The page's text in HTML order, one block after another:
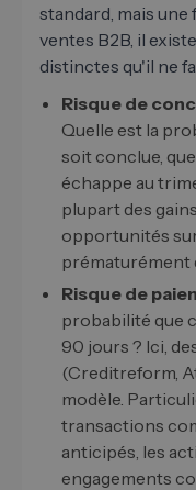
standard, mais une
ventes B2B, il
distinctes qu'il ne
Risque de
Quelle est la
soit conclue,
échappe au
plupart des
opportunités
prématurément
Risque de
probabilité que
90 jours ? Ici,
(Creditreform,
modèle.
transactions
anticipés, les
engagements